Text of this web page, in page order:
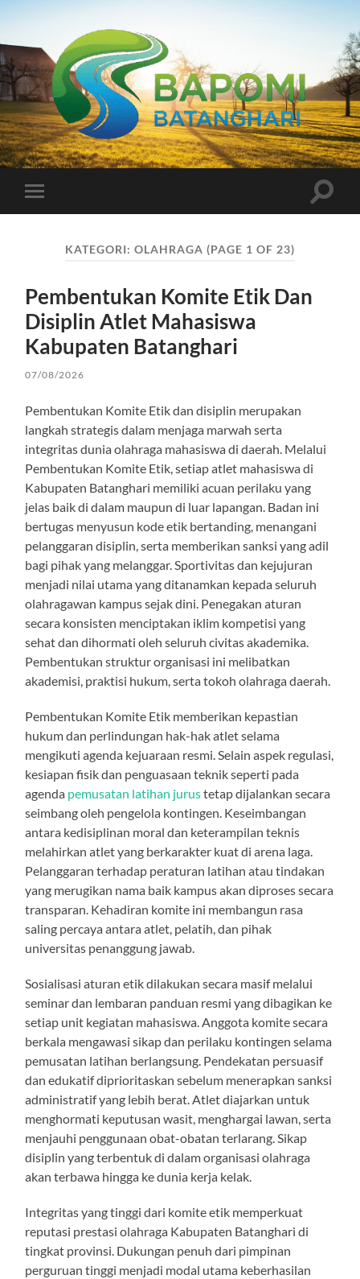
Bapomi
Batanghari
Toggle
mobile
Toggle
KATEGORI: OLAHRAGA (PAGE 1 OF 23)
Pembentukan Komite Etik Dan
Disiplin Atlet Mahasiswa
Kabupaten Batanghari
07/08/2026
Pembentukan Komite Etik dan disiplin merupakan
langkah strategis dalam menjaga marwah serta
integritas dunia olahraga mahasiswa di daerah. Melalui
Pembentukan Komite Etik, setiap atlet mahasiswa di
Kabupaten Batanghari memiliki acuan perilaku yang
jelas baik di dalam maupun di luar lapangan. Badan ini
bertugas menyusun kode etik bertanding, menangani
pelanggaran disiplin, serta memberikan sanksi yang adil
bagi pihak yang melanggar. Sportivitas dan kejujuran
menjadi nilai utama yang ditanamkan kepada seluruh
olahragawan kampus sejak dini. Penegakan aturan
secara konsisten menciptakan iklim kompetisi yang
sehat dan dihormati oleh seluruh civitas akademika.
Pembentukan struktur organisasi ini melibatkan
akademisi, praktisi hukum, serta tokoh olahraga daerah.
Pembentukan Komite Etik memberikan kepastian
hukum dan perlindungan hak-hak atlet selama
mengikuti agenda kejuaraan resmi. Selain aspek regulasi,
kesiapan fisik dan penguasaan teknik seperti pada
agenda pemusatan latihan jurustetap dijalankan secara
seimbang oleh pengelola kontingen. Keseimbangan
antara kedisiplinan moral dan keterampilan teknis
melahirkan atlet yang berkarakter kuat di arena laga.
Pelanggaran terhadap peraturan latihan atau tindakan
yang merugikan nama baik kampus akan diproses secara
transparan. Kehadiran komite ini membangun rasa
saling percaya antara atlet, pelatih, dan pihak
universitas penanggung jawab.
Sosialisasi aturan etik dilakukan secara masif melalui
seminar dan lembaran panduan resmi yang dibagikan ke
setiap unit kegiatan mahasiswa. Anggota komite secara
berkala mengawasi sikap dan perilaku kontingen selama
pemusatan latihan berlangsung. Pendekatan persuasif
dan edukatif diprioritaskan sebelum menerapkan sanksi
administratif yang lebih berat. Atlet diajarkan untuk
menghormati keputusan wasit, menghargai lawan, serta
menjauhi penggunaan obat-obatan terlarang. Sikap
disiplin yang terbentuk di dalam organisasi olahraga
akan terbawa hingga ke dunia kerja kelak.
Integritas yang tinggi dari komite etik memperkuat
reputasi prestasi olahraga Kabupaten Batanghari di
tingkat provinsi. Dukungan penuh dari pimpinan
perguruan tinggi menjadi modal utama keberhasilan